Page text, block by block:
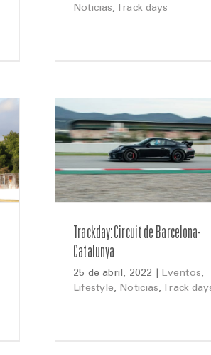
Noticias, Track days
Trackday: Circuit de Barcelona-
Catalunya
Trackday: Circuit de Barcelona-
Catalunya
25 de abril, 2022 Eventos,
Lifestyle, Noticias, Track